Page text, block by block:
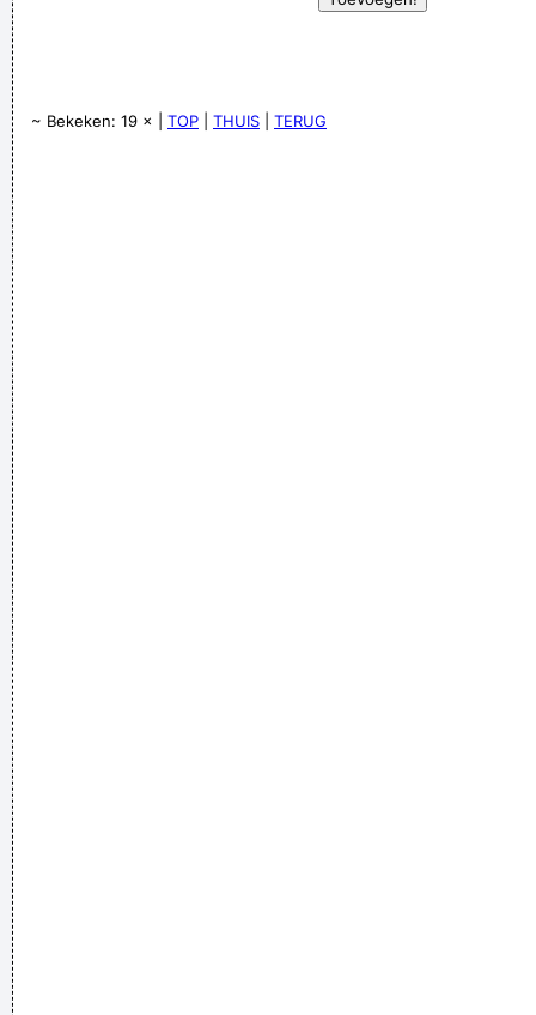
~ Bekeken: 19 × | TOP THUIS TERUG